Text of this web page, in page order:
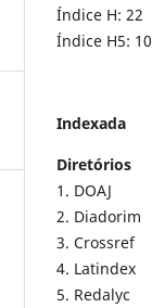
Índice H: 22
Índice H5: 10
Indexada
Diretórios
1. DOAJ
2. Diadorim
3. Crossref
4. Latindex
5. Redalyc